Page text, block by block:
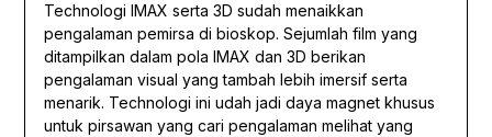
Technologi IMAX serta 3D sudah menaikkan
pengalaman pemirsa di bioskop. Sejumlah film yang
ditampilkan dalam pola IMAX dan 3D berikan
pengalaman visual yang tambah lebih imersif serta
menarik. Technologi ini udah jadi daya magnet khusus
untuk pirsawan yang cari pengalaman melihat yang